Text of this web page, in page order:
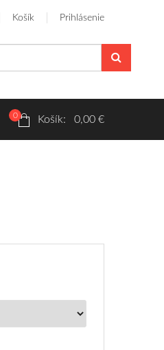
Košík Prihlásenie
0 Košík: 0,00 €